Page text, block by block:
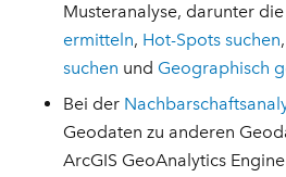
Musteranalyse, darunter
ermitteln, Hot-Spots suchen
suchen und Geographisch
Bei der
Geodaten zu anderen
ArcGIS GeoAnalytics